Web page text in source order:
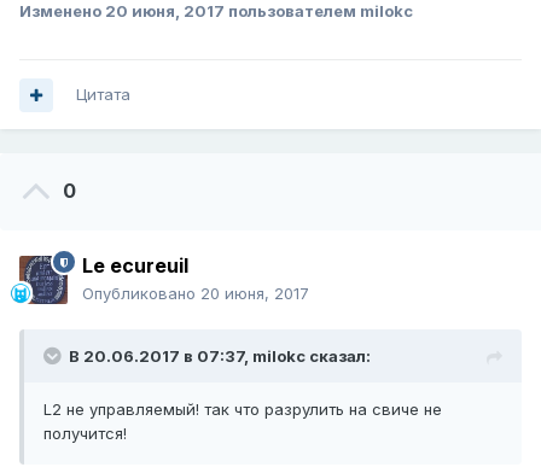
Изменено 20 июня, 2017 пользователем milokc
Цитата
0
Le ecureuil
Опубликовано 20 июня, 2017
В 20.06.2017 в 07:37, milokc сказал:
L2 не управляемый! так что разрулить на свиче не
получится!